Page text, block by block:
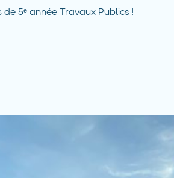
5ᵉ année Travaux Publics !